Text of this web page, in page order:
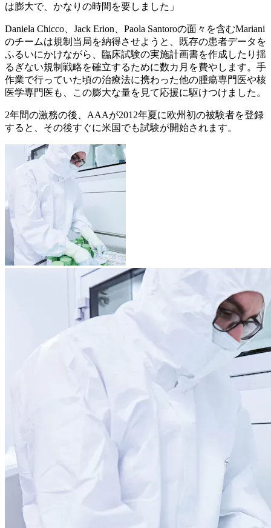
は膨大で、かなりの時間を要しました」
Daniela Chicco、Jack Erion、Paola Santoroの面々を含むMariani
のチームは規制当局を納得させようと、既存の患者データを
ふるいにかけながら、臨床試験の実施計画書を作成したり揺
るぎない規制戦略を確立するために数カ月を費やします。手
作業で行っていた頃の治療法に携わった他の腫瘍専門医や核
医学専門医も、この膨大な量を見て応援に駆けつけました。
2年間の激務の後、AAAが2012年夏に欧州初の被験者を登録
すると、その後すぐに米国でも試験が開始されます。